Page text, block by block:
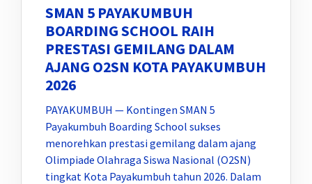
SMAN 5 PAYAKUMBUH
BOARDING SCHOOL RAIH
PRESTASI GEMILANG DALAM
AJANG O2SN KOTA PAYAKUMBUH
2026
PAYAKUMBUH — Kontingen SMAN 5
Payakumbuh Boarding School sukses
menorehkan prestasi gemilang dalam ajang
Olimpiade Olahraga Siswa Nasional (O2SN)
tingkat Kota Payakumbuh tahun 2026. Dalam